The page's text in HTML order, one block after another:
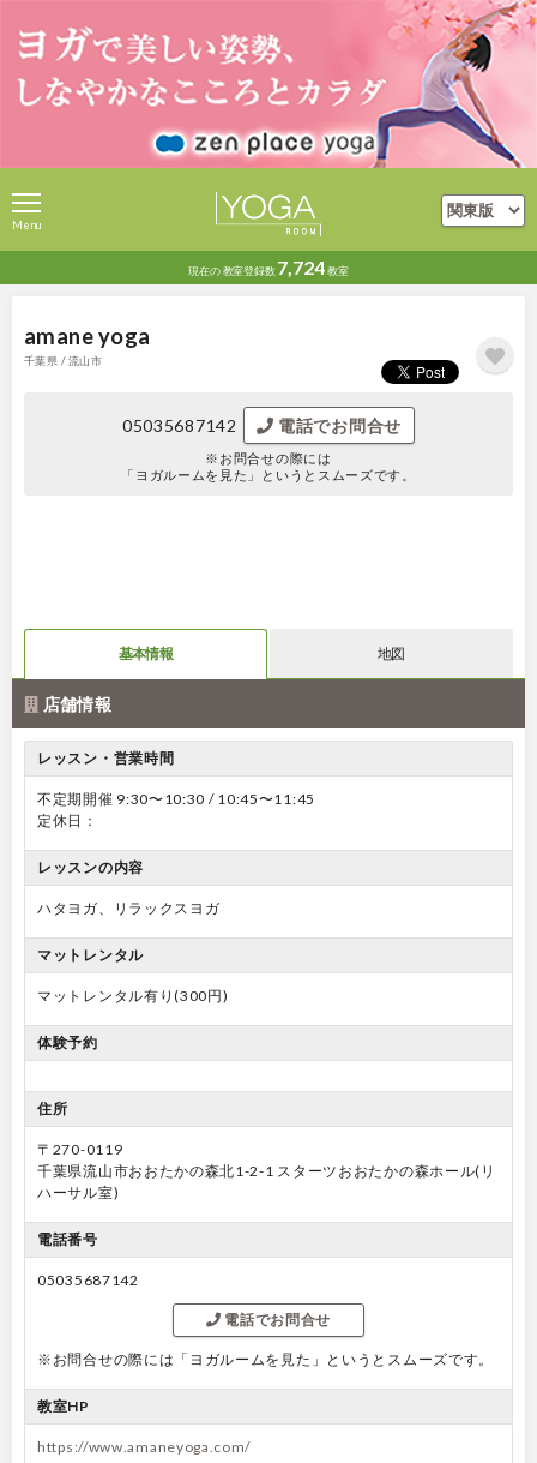
現在の教室登録数 7,724教室
Menu
amane yoga
千葉県 / 流山市
05035687142 電話でお問合せ
※お問合せの際には
「ヨガルームを見た」というとスムーズです。
基本情報 地図
店舗情報
レッスン・営業時間
不定期開催 9:30〜10:30 / 10:45〜11:45
定休日：
レッスンの内容
ハタヨガ、リラックスヨガ
マットレンタル
マットレンタル有り(300円)
体験予約
住所
〒270-0119
千葉県流山市おおたかの森北1-2-1 スターツおおたかの森ホール(リ
ハーサル室)
電話番号
05035687142
電話でお問合せ
※お問合せの際には「ヨガルームを見た」というとスムーズです。
教室HP
https://www.amaneyoga.com/